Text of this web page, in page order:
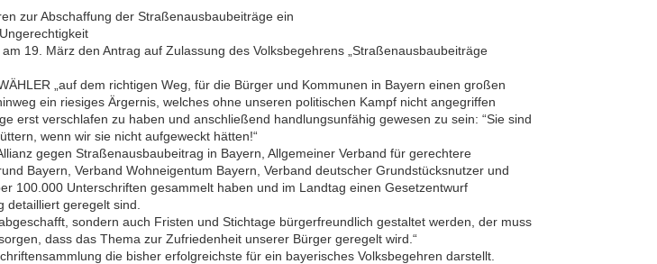
zur Abschaffung der Straßenausbaubeiträge ein
19. März den Antrag auf Zulassung des Volksbegehrens „Straßenausbaubeiträge
„auf dem richtigen Weg, für die Bürger und Kommunen in Bayern einen großen
ein riesiges Ärgernis, welches ohne unseren politischen Kampf nicht angegriffen
erst verschlafen zu haben und anschließend handlungsunfähig gewesen zu sein: “Sie sind
wenn wir sie nicht aufgeweckt hätten!“
gegen Straßenausbaubeitrag in Bayern, Allgemeiner Verband für gerechtere
Bayern, Verband Wohneigentum Bayern, Verband deutscher Grundstücksnutzer und
100.000 Unterschriften gesammelt haben und im Landtag einen Gesetzentwurf
geregelt sind.
sondern auch Fristen und Stichtage bürgerfreundlich gestaltet werden, der muss
dass das Thema zur Zufriedenheit unserer Bürger geregelt wird.“
die bisher erfolgreichste für ein bayerisches Volksbegehren darstellt.